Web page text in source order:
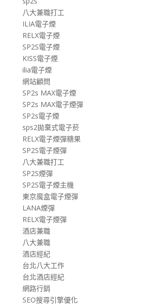
八大兼職打工
ILIA電子煙
RELX電子煙
SP2S電子煙
KISS電子煙
ilia電子煙
網站顧問
SP2s MAX電子煙
SP2s MAX電子煙彈
SP2s電子煙
sps2拋棄式電子菸
RELX電子煙彈糖果
SP2S電子煙彈
八大兼職打工
SP2S煙彈
SP2S電子煙主機
東京魔盒電子煙彈
LANA煙彈
RELX電子煙彈
酒店兼職
八大兼職
酒店經紀
台北八大工作
台北酒店經紀
網路行銷
SEO搜尋引擎優化